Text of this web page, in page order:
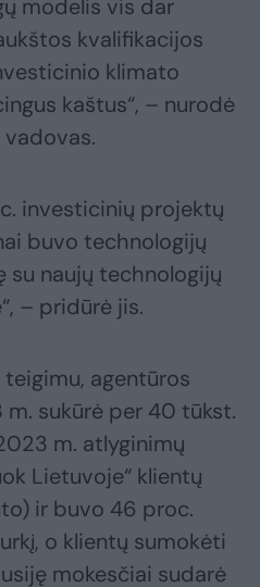
modelis vis dar
kvalifikacijos
klimato
kaštus“, – nurodė
vadovas.
investicinių projektų
buvo technologijų
su naujų technologijų
– pridūrė jis.
teigimu, agentūros
sukūrė per 40 tūkst.
m. atlyginimų
Lietuvoje“ klientų
ir buvo 46 proc.
o klientų sumokėti
mokesčiai sudarė